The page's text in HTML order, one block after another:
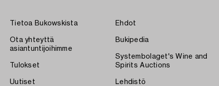
Tietoa Bukowskista
Ota yhteyttä
asiantuntijoihimme
Tulokset
Uutiset
Ehdot
Bukipedia
Systembolaget's Wine and
Spirits Auctions
Lehdistö